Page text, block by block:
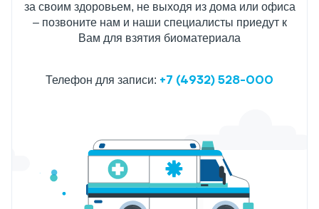
за своим здоровьем, не выходя из дома или офиса
– позвоните нам и наши специалисты приедут к
Вам для взятия биоматериала
Телефон для записи: +7 (4932) 528-000